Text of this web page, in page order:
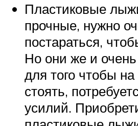
Пластиковые
прочные, нужно
постараться,
Но они же и очень
для того чтобы
стоять,
усилий.